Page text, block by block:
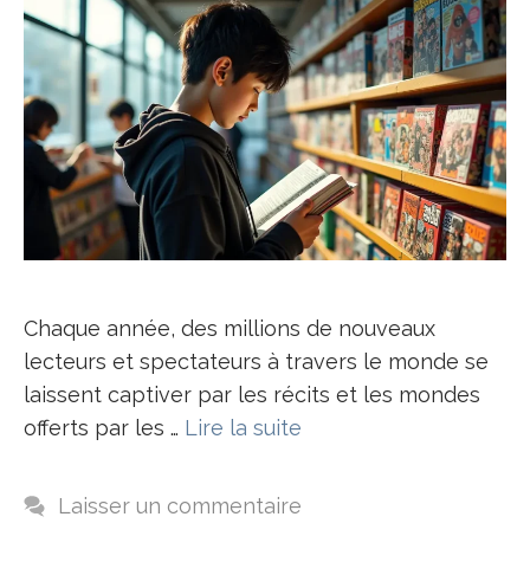
Chaque année, des millions de nouveaux
lecteurs et spectateurs à travers le monde se
laissent captiver par les récits et les mondes
offerts par les … Lire la suite
Laisser un commentaire